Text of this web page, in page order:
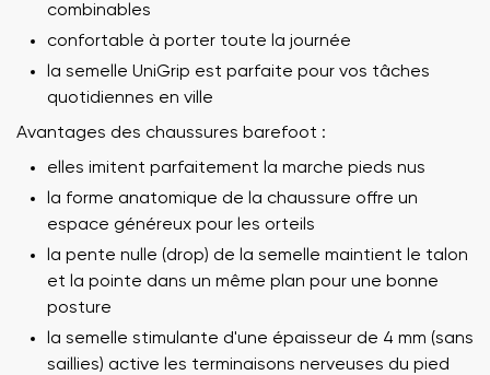
combinables
confortable à porter toute la journée
la semelle UniGrip est parfaite pour vos tâches
quotidiennes en ville
Avantages des chaussures barefoot :
elles imitent parfaitement la marche pieds nus
la forme anatomique de la chaussure offre un
espace généreux pour les orteils
la pente nulle (drop) de la semelle maintient le talon
et la pointe dans un même plan pour une bonne
posture
la semelle stimulante d'une épaisseur de 4 mm (sans
saillies) active les terminaisons nerveuses du pied